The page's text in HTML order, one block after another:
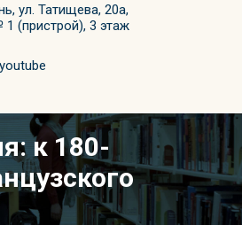
ул. Татищева, 20а,
(пристрой), 3 этаж
youtube
к 180-